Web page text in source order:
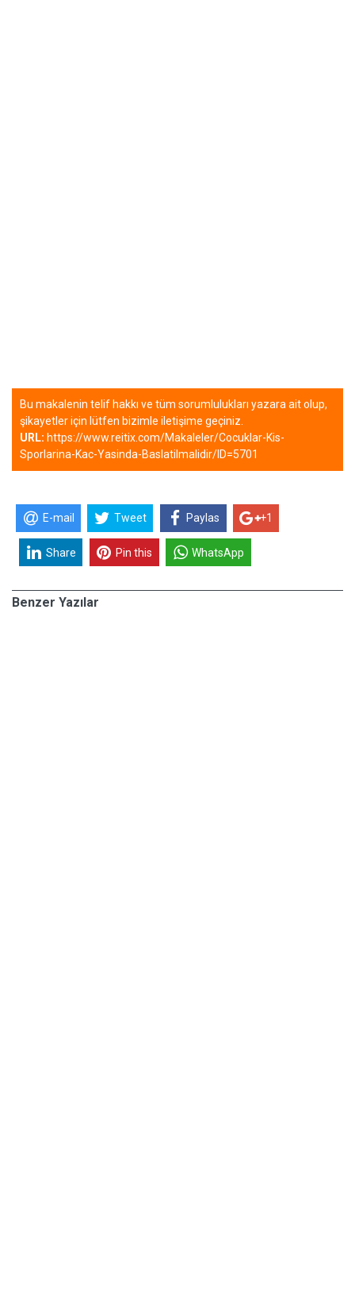
Bu makalenin telif hakkı ve tüm sorumlulukları yazara ait olup,
şikayetler için lütfen bizimle iletişime geçiniz.
URL: https://www.reitix.com/Makaleler/Cocuklar-Kis-
Sporlarina-Kac-Yasinda-Baslatilmalidir/ID=5701
E-mail Tweet Paylas +1
Share Pin this WhatsApp
Benzer Yazılar